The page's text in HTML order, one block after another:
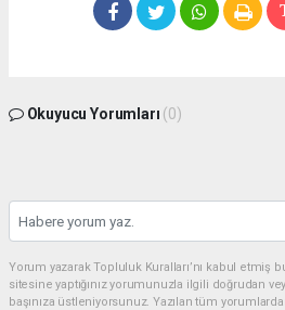
Okuyucu Yorumları (0)
Yorum yazarak Topluluk Kuralları’nı kabul etmiş
sitesine yaptığınız yorumunuzla ilgili doğrudan
başınıza üstleniyorsunuz. Yazılan tüm